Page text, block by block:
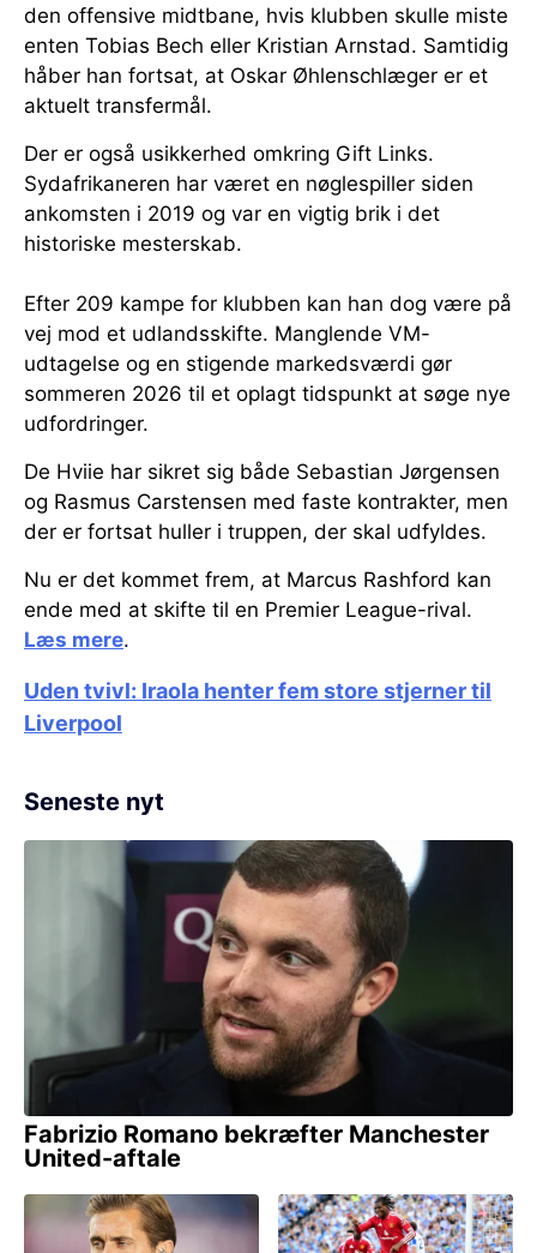
den offensive midtbane, hvis klubben skulle miste
enten Tobias Bech eller Kristian Arnstad. Samtidig
håber han fortsat, at Oskar Øhlenschlæger er et
aktuelt transfermål.
Der er også usikkerhed omkring Gift Links.
Sydafrikaneren har været en nøglespiller siden
ankomsten i 2019 og var en vigtig brik i det
historiske mesterskab.
Efter 209 kampe for klubben kan han dog være på
vej mod et udlandsskifte. Manglende VM-
udtagelse og en stigende markedsværdi gør
sommeren 2026 til et oplagt tidspunkt at søge nye
udfordringer.
De Hviie har sikret sig både Sebastian Jørgensen
og Rasmus Carstensen med faste kontrakter, men
der er fortsat huller i truppen, der skal udfyldes.
Nu er det kommet frem, at Marcus Rashford kan
ende med at skifte til en Premier League-rival.
Læs mere.
Uden tvivl: Iraola henter fem store stjerner til
Liverpool
Seneste nyt